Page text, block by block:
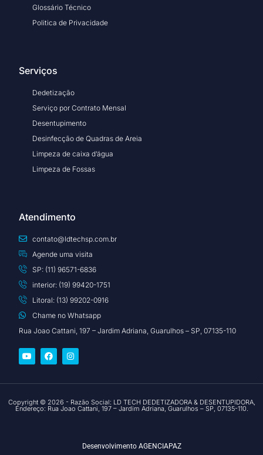
Glossário Técnico
Politica de Privacidade
Serviços
Dedetização
Serviço por Contrato Mensal
Desentupimento
Desinfecção de Quadras de Areia
Limpeza de caixa d’água
Limpeza de Fossas
Atendimento
contato@ldtechsp.com.br
Agende uma visita
SP: (11) 96571-6836
interior: (19) 99420-1751
Litoral: (13) 99202-0916
Chame no Whatsapp
Rua Joao Cattani, 197 – Jardim Adriana, Guarulhos – SP, 07135-110
Copyright © 2026 - Razão Social: LD TECH DEDETIZADORA & DESENTUPIDORA,
Endereço: Rua Joao Cattani, 197 – Jardim Adriana, Guarulhos – SP, 07135-110.
Desenvolvimento AGENCIAPAZ